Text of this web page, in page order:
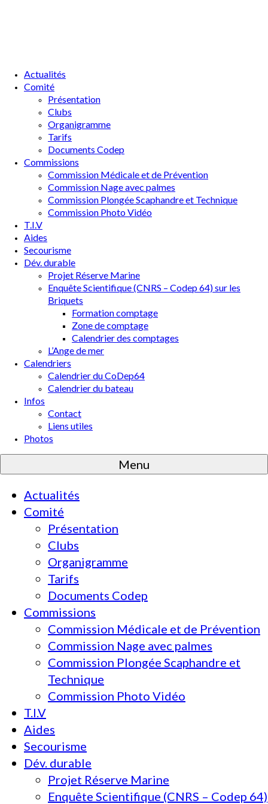
Actualités
Comité
Présentation
Clubs
Organigramme
Tarifs
Documents Codep
Commissions
Commission Médicale et de Prévention
Commission Nage avec palmes
Commission Plongée Scaphandre et Technique
Commission Photo Vidéo
T.I.V
Aides
Secourisme
Dév. durable
Projet Réserve Marine
Enquête Scientifique (CNRS – Codep 64) sur les
Briquets
Formation comptage
Zone de comptage
Calendrier des comptages
L’Ange de mer
Calendriers
Calendrier du CoDep64
Calendrier du bateau
Infos
Contact
Liens utiles
Photos
Menu
Actualités
Comité
Présentation
Clubs
Organigramme
Tarifs
Documents Codep
Commissions
Commission Médicale et de Prévention
Commission Nage avec palmes
Commission Plongée Scaphandre et
Technique
Commission Photo Vidéo
T.I.V
Aides
Secourisme
Dév. durable
Projet Réserve Marine
Enquête Scientifique (CNRS – Codep 64)